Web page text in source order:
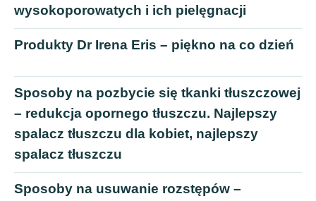
wysokoporowatych i ich pielęgnacji
Produkty Dr Irena Eris – piękno na co dzień
Sposoby na pozbycie się tkanki tłuszczowej
– redukcja opornego tłuszczu. Najlepszy
spalacz tłuszczu dla kobiet, najlepszy
spalacz tłuszczu
Sposoby na usuwanie rozstępów –